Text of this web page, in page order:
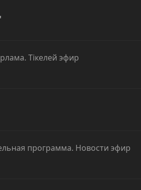
Тікелей эфир
программа. Новости эфир